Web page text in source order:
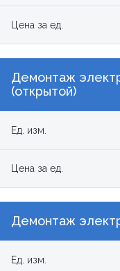
Цена за ед.
Демонтаж
(открытой)
Ед. изм.
Цена за ед.
Демонтаж
Ед. изм.